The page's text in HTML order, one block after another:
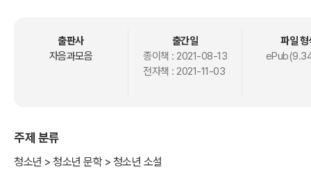
게 부루퉁하다. 주나는 영문도 모른 채 건축 박람회에 참석하는 아빠를
따라 독일 베를린으로 간다. 심심한 나날을 보내던 주나는 절친 라임이
가 아직도 애틋한 감정이 남아 있는 전남친 서준이와 사귄다는 소식을
맞벌이 부모 밑에서 한 몸처럼 가까이 지냈던 이나와 주나 자매는 어쩌
다 서먹한 사이가 됐을까. 이나가 차마 말하지 못한 비밀은 무엇이고,
출판사
자음과모음
출간일
종이책 : 2021-08-13
전자책 : 2021-11-03
파일 형
주제 분류
청소년 > 청소년 문학 > 청소년 소설